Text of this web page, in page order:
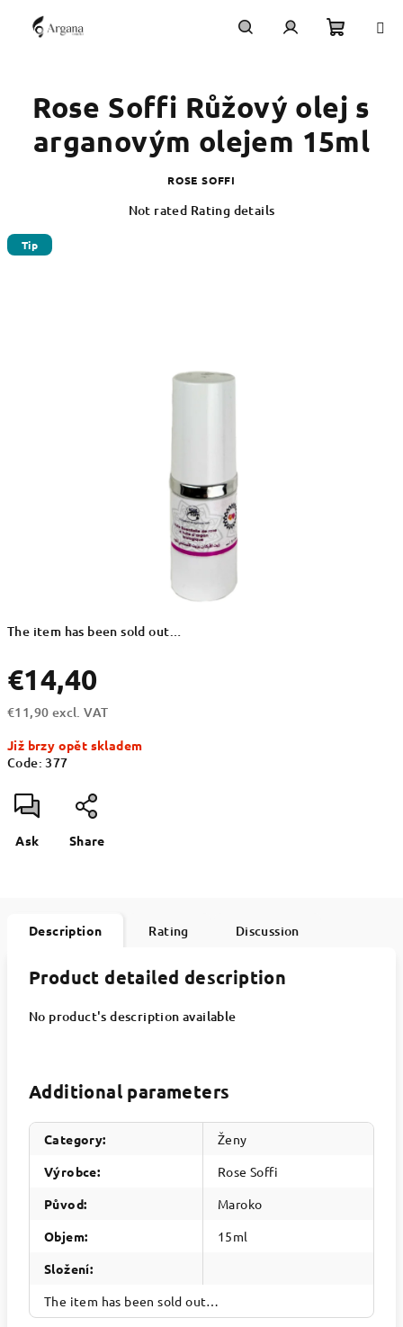
content
cart
The item has been sold out…
€14,40
€11,90 excl. VAT
price:
Již brzy opět skladem
Code: 377
Ask Share
Rose Soffi Růžový olej s
arganovým olejem 15ml
ROSE SOFFI
The
Not rated Rating details
Tip
Description Rating Discussion
Product detailed description
No product's description available
Additional parameters
Category:
Ženy
Výrobce:
Rose Soffi
Původ:
Maroko
Objem:
15ml
Složení:
The item has been sold out…